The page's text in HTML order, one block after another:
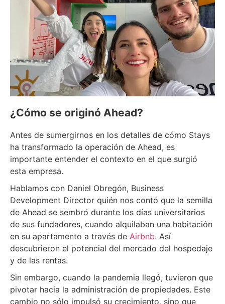
¿Cómo se originó Ahead?
Antes de sumergirnos en los detalles de cómo Stays
ha transformado la operación de Ahead, es
importante entender el contexto en el que surgió
esta empresa.
Hablamos con Daniel Obregón, Business
Development Director quién nos contó que la semilla
de Ahead se sembró durante los días universitarios
de sus fundadores, cuando alquilaban una habitación
en su apartamento a través de Airbnb. Así
descubrieron el potencial del mercado del hospedaje
y de las rentas.
Sin embargo, cuando la pandemia llegó, tuvieron que
pivotar hacia la administración de propiedades. Este
cambio no sólo impulsó su crecimiento, sino que